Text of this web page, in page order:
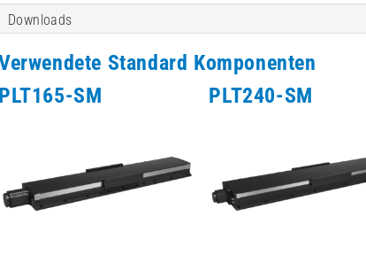
Downloads
Standard Komponenten
PLT165-SM
PLT240-SM